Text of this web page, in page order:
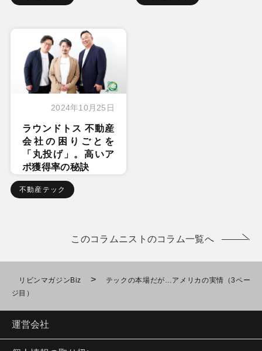
2024年10月25日
ラウンドトス 不動産
会社の困りごとを
「丸投げ」。高いア
ポ獲得率の秘訣
不動産テック
このコラムニストのコラム一覧へ
リビンマガジンBiz >
テックの本場だが…アメリカの実情（3ペー
ジ目）
運営会社